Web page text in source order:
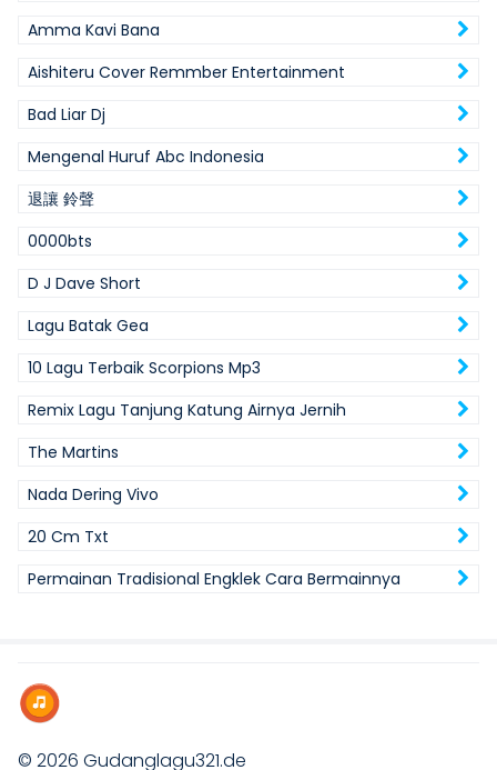
Amma Kavi Bana
Aishiteru Cover Remmber Entertainment
Bad Liar Dj
Mengenal Huruf Abc Indonesia
退讓 鈴聲
0000bts
D J Dave Short
Lagu Batak Gea
10 Lagu Terbaik Scorpions Mp3
Remix Lagu Tanjung Katung Airnya Jernih
The Martins
Nada Dering Vivo
20 Cm Txt
Permainan Tradisional Engklek Cara Bermainnya
© 2026 Gudanglagu321.de